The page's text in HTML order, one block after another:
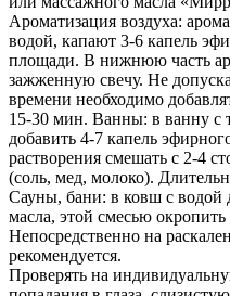
Ароматизация воздуха:
водой, капают 3-6 капель
площади. В нижнюю часть
зажженную свечу. Не
времени необходимо
15-30 мин. Ванны: в ванну с
добавить 4-7 капель
растворения смешать с 2-4
(соль, мед, молоко).
Сауны, бани: в ковш с водой
масла, этой смесью
Непосредственно на
рекомендуется.
Проверять на